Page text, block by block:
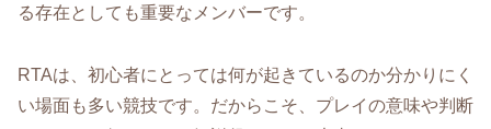
る存在としても重要なメンバーです。
RTAは、初心者にとっては何が起きているのか分かりにく
い場面も多い競技です。だからこそ、プレイの意味や判断